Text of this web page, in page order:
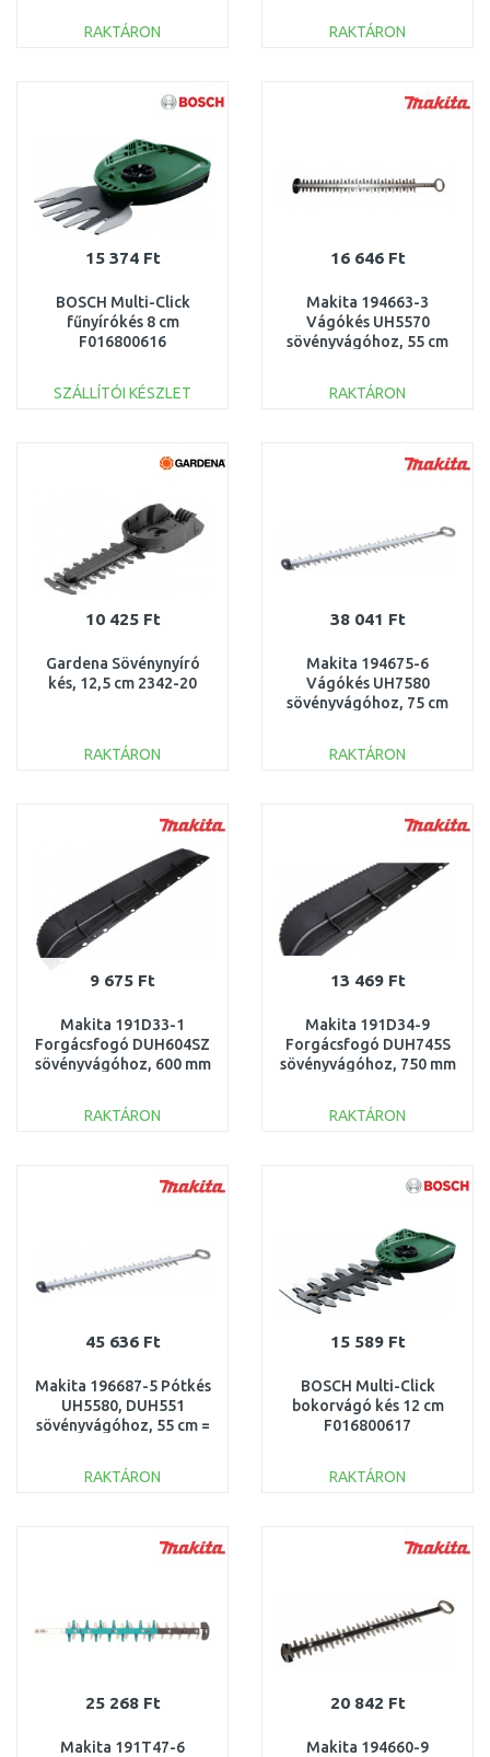
RAKTÁRON
Összehasonlítás
RAKTÁRON
Összehasonlítás
15 374 Ft
BOSCH Multi-Click
fűnyírókés 8 cm
F016800616
SZÁLLÍTÓI KÉSZLET
Összehasonlítás
16 646 Ft
Makita 194663-3
Vágókés UH5570
sövényvágóhoz, 55 cm
RAKTÁRON
Összehasonlítás
10 425 Ft
Gardena Sövénynyíró
kés, 12,5 cm 2342-20
RAKTÁRON
Összehasonlítás
38 041 Ft
Makita 194675-6
Vágókés UH7580
sövényvágóhoz, 75 cm
RAKTÁRON
Összehasonlítás
9 675 Ft
Makita 191D33-1
Forgácsfogó DUH604SZ
sövényvágóhoz, 600 mm
RAKTÁRON
Összehasonlítás
13 469 Ft
Makita 191D34-9
Forgácsfogó DUH745S
sövényvágóhoz, 750 mm
RAKTÁRON
Összehasonlítás
45 636 Ft
Makita 196687-5 Pótkés
UH5580, DUH551
sövényvágóhoz, 55 cm =
RAKTÁRON
Összehasonlítás
15 589 Ft
BOSCH Multi-Click
bokorvágó kés 12 cm
F016800617
RAKTÁRON
Összehasonlítás
25 268 Ft
Makita 191T47-6
20 842 Ft
Makita 194660-9